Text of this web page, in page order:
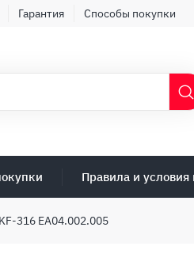
Гарантия Способы покупки
Правила и
316 EA04.002.005